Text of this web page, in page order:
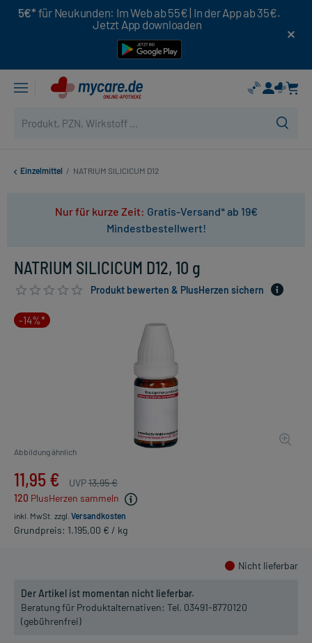
5€* für Neukunden: Im Web ab 55€ | In der App ab 35€.
Jetzt App downloaden
Einzelmittel / NATRIUM SILICICUM D12
Nur für kurze Zeit: Gratis-Versand* ab 19€
Mindestbestellwert!
NATRIUM SILICICUM D12, 10 g
Produkt bewerten & PlusHerzen sichern
-14%*
Abbildung ähnlich
11,95 € UVP13,95 €
120 PlusHerzen sammeln
inkl. MwSt. zzgl. Versandkosten
Grundpreis: 1.195,00 € / kg
Nicht lieferbar
Der Artikel ist momentan nicht lieferbar.
Beratung für Produktalternativen: Tel. 03491-8770120
(gebührenfrei)